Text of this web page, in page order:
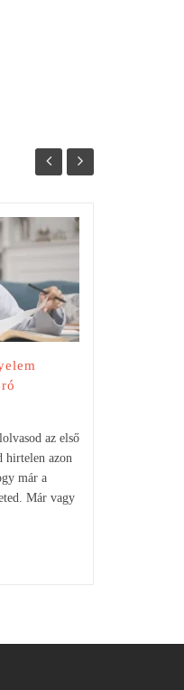
az első
hirtelen azon
már a
Már vagy